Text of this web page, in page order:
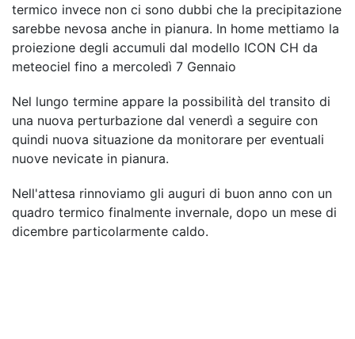
termico invece non ci sono dubbi che la precipitazione
sarebbe nevosa anche in pianura. In home mettiamo la
proiezione degli accumuli dal modello ICON CH da
meteociel fino a mercoledì 7 Gennaio
Nel lungo termine appare la possibilità del transito di
una nuova perturbazione dal venerdì a seguire con
quindi nuova situazione da monitorare per eventuali
nuove nevicate in pianura.
Nell'attesa rinnoviamo gli auguri di buon anno con un
quadro termico finalmente invernale, dopo un mese di
dicembre particolarmente caldo.